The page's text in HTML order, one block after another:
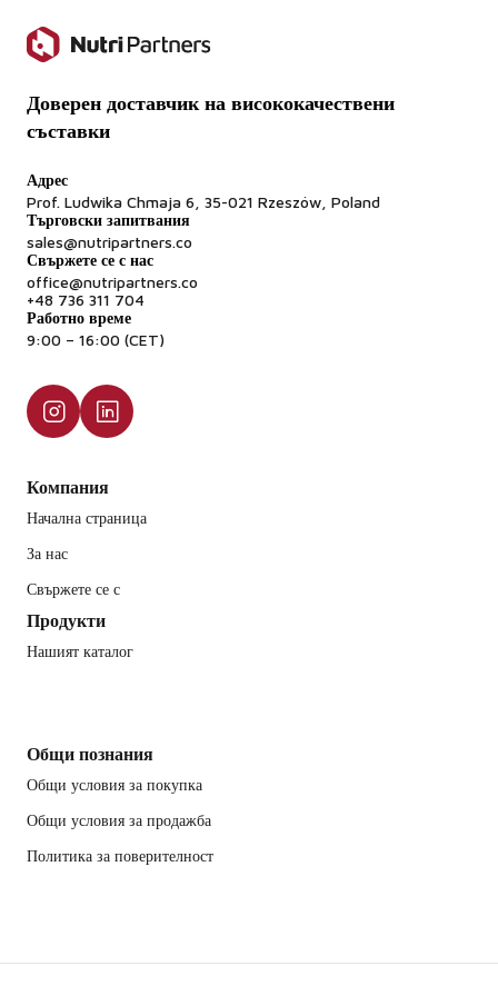
Доверен доставчик на висококачествени
съставки
Адрес
Prof. Ludwika Chmaja 6, 35-021 Rzeszów, Poland
Търговски запитвания
sales@nutripartners.co
Свържете се с нас
office@nutripartners.co
+48 736 311 704
Работно време
9:00 – 16:00 (CET)
Компания
Начална страница
За нас
Свържете се с
Продукти
Нашият каталог
Общи познания
Общи условия за покупка
Общи условия за продажба
Политика за поверителност